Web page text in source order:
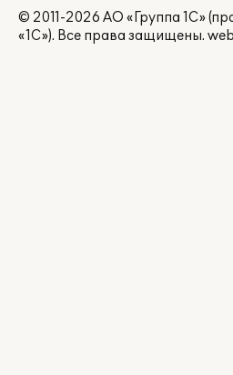
© 2011-2026 АО «Группа 1С»
«1С»). Все права защищены.